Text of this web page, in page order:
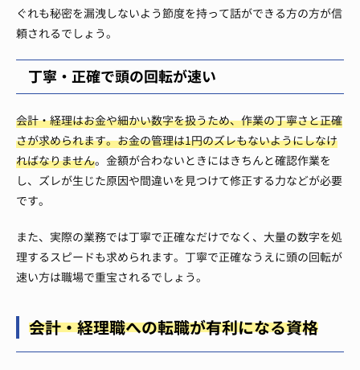
ぐれも秘密を漏洩しないよう節度を持って話ができる方の方が信
頼されるでしょう。
丁寧・正確で頭の回転が速い
会計・経理はお金や細かい数字を扱うため、作業の丁寧さと正確
さが求められます。お金の管理は1円のズレもないようにしなけ
ればなりません。金額が合わないときにはきちんと確認作業を
し、ズレが生じた原因や間違いを見つけて修正する力などが必要
です。
また、実際の業務では丁寧で正確なだけでなく、大量の数字を処
理するスピードも求められます。丁寧で正確なうえに頭の回転が
速い方は職場で重宝されるでしょう。
会計・経理職への転職が有利になる資格